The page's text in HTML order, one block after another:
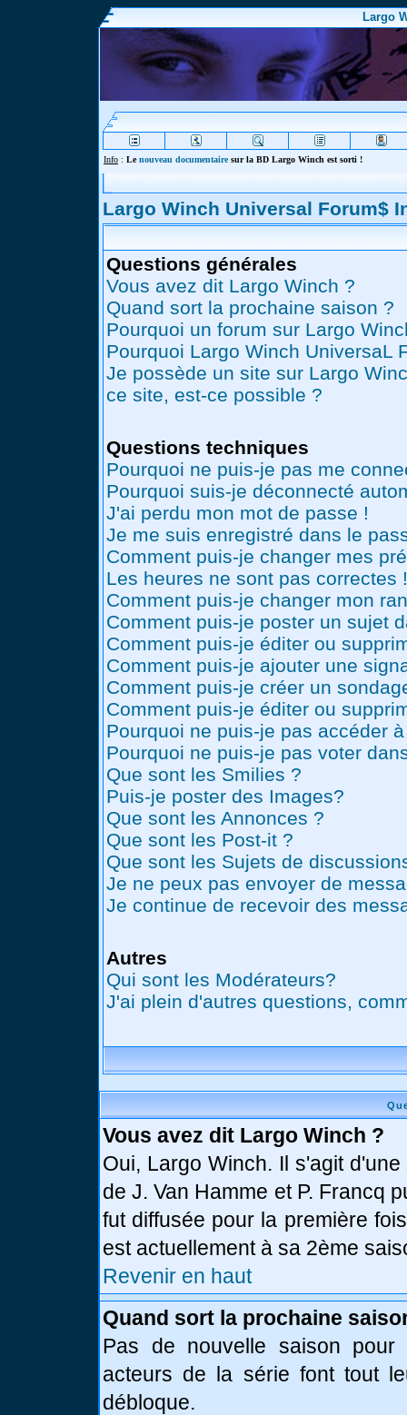
Largo
Info : Lenouveau documentairesur la BD Largo Winch est sorti !
Largo Winch Universal Forum$
Questions générales
Vous avez dit Largo Winch ?
Quand sort la prochaine saison ?
Pourquoi un forum sur Largo
Pourquoi Largo Winch UniversaL
Je possède un site sur Largo
ce site, est-ce possible ?
Questions techniques
Pourquoi ne puis-je pas me
Pourquoi suis-je déconnecté
J'ai perdu mon mot de passe !
Je me suis enregistré dans le
Comment puis-je changer mes
Les heures ne sont pas correctes !
Comment puis-je changer mon
Comment puis-je poster un sujet
Comment puis-je éditer ou
Comment puis-je ajouter une
Comment puis-je créer un
Comment puis-je éditer ou
Pourquoi ne puis-je pas accéder
Pourquoi ne puis-je pas voter
Que sont les Smilies ?
Puis-je poster des Images?
Que sont les Annonces ?
Que sont les Post-it ?
Que sont les Sujets de
Je ne peux pas envoyer de
Je continue de recevoir des
Autres
Qui sont les Modérateurs?
J'ai plein d'autres questions,
Vous avez dit Largo Winch ?
Oui, Largo Winch. Il s'agit
de J. Van Hamme et P. Francq
fut diffusée pour la première
est actuellement à sa 2ème
Revenir en haut
Quand sort la prochaine
Pas de nouvelle saison pour
acteurs de la série font tout
débloque.